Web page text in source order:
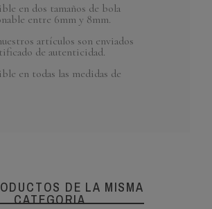
en dos tamaños de bola
entre 6mm y 8mm.
artículos son enviados
de autenticidad.
en todas las medidas de
DE LA MISMA
CATEGORIA